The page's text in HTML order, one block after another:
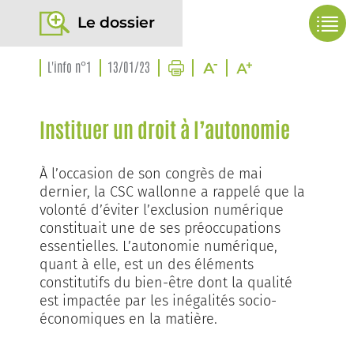
Le dossier
L'info n°1 13/01/23
Instituer un droit à l’autonomie
À l’occasion de son congrès de mai
dernier, la CSC wallonne a rappelé que la
volonté d’éviter l’exclusion numérique
constituait une de ses préoccupations
essentielles. L’autonomie numérique,
quant à elle, est un des éléments
constitutifs du bien-être dont la qualité
est impactée par les inégalités socio-
économiques en la matière.